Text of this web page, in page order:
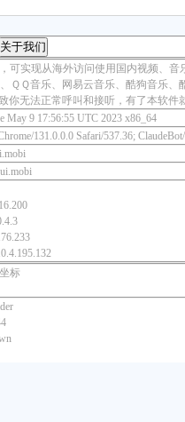
关于我们
实现从海外访问使用国内视频、音
Ｑ音乐、网易云音乐、酷狗音乐、
无法正常呼叫和接听，有了本软件
May 9 17:56:55 UTC 2023 x86_64
131.0.0.0 Safari/537.36;
标